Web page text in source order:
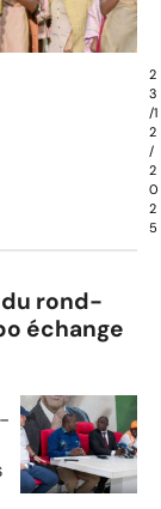
2
3
/1
2
/
2
0
2
5
du rond-
échange